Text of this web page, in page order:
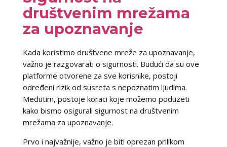
društvenim mrežama
za upoznavanje
Kada koristimo društvene mreže za upoznavanje,
važno je razgovarati o sigurnosti. Budući da su ove
platforme otvorene za sve korisnike, postoji
određeni rizik od susreta s nepoznatim ljudima.
Međutim, postoje koraci koje možemo poduzeti
kako bismo osigurali sigurnost na društvenim
mrežama za upoznavanje.
Prvo i najvažnije, važno je biti oprezan prilikom